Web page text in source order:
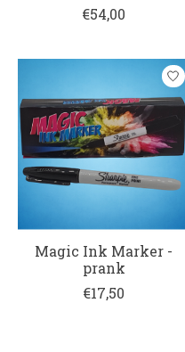
€54,00
Magic Ink Marker -
prank
€17,50